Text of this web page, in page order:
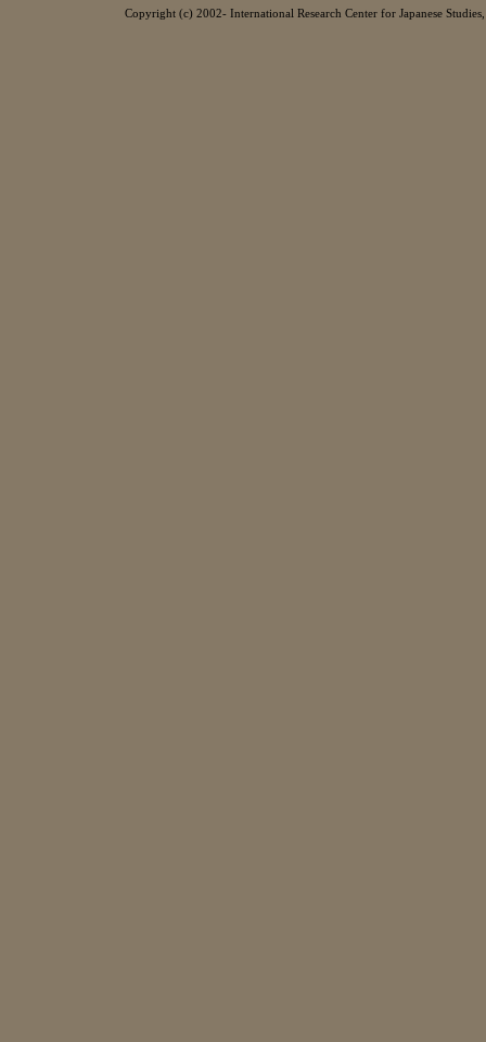
Copyright (c) 2002- International Research Center for Japanese